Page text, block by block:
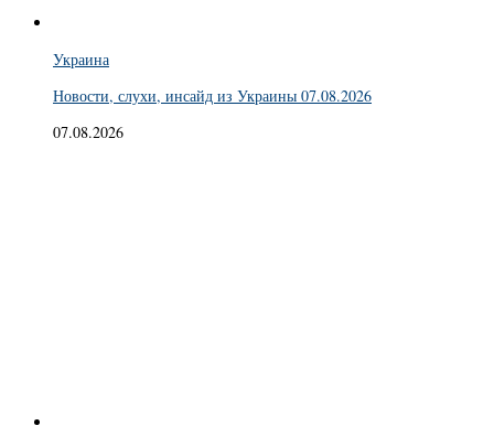
Украина
Новости, слухи, инсайд из Украины 07.08.2026
07.08.2026